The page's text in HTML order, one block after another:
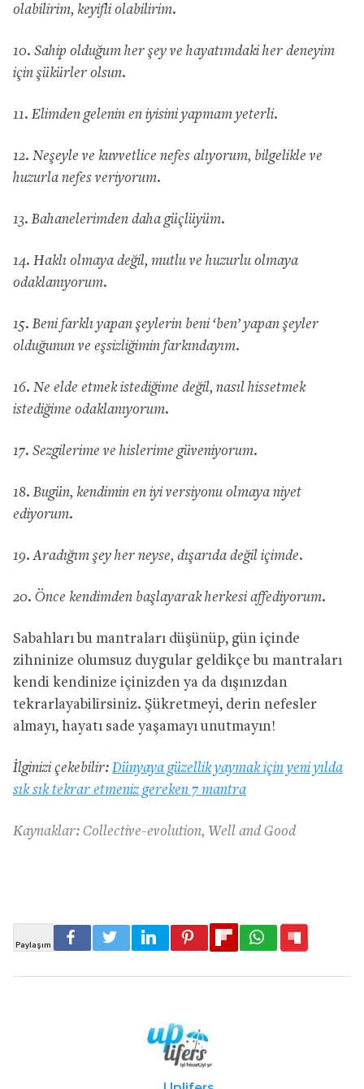
olabilirim, keyifli olabilirim.
10. Sahip olduğum her şey ve hayatımdaki her deneyim
için şükürler olsun.
11. Elimden gelenin en iyisini yapmam yeterli.
12. Neşeyle ve kuvvetlice nefes alıyorum, bilgelikle ve
huzurla nefes veriyorum.
13. Bahanelerimden daha güçlüyüm.
14. Haklı olmaya değil, mutlu ve huzurlu olmaya
odaklanıyorum.
15. Beni farklı yapan şeylerin beni ‘ben’ yapan şeyler
olduğunun ve eşsizliğimin farkındayım.
16. Ne elde etmek istediğime değil, nasıl hissetmek
istediğime odaklanıyorum.
17. Sezgilerime ve hislerime güveniyorum.
18. Bugün, kendimin en iyi versiyonu olmaya niyet
ediyorum.
19. Aradığım şey her neyse, dışarıda değil içimde.
20. Önce kendimden başlayarak herkesi affediyorum.
Sabahları bu mantraları düşünüp, gün içinde
zihninize olumsuz duygular geldikçe bu mantraları
kendi kendinize içinizden ya da dışınızdan
tekrarlayabilirsiniz. Şükretmeyi, derin nefesler
almayı, hayatı sade yaşamayı unutmayın!
İlginizi çekebilir: Dünyaya güzellik yaymak için yeni yılda
sık sık tekrar etmeniz gereken 7 mantra
Kaynaklar: Collective-evolution, Well and Good